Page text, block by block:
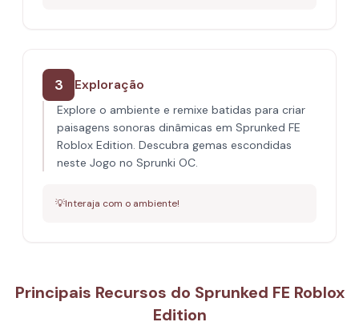
3 Exploração
Explore o ambiente e remixe batidas para criar
paisagens sonoras dinâmicas em Sprunked FE
Roblox Edition. Descubra gemas escondidas
neste Jogo no Sprunki OC.
💡Interaja com o ambiente!
Principais Recursos do Sprunked FE Roblox
Edition